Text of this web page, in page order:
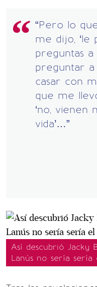
“Pero lo
me dijo, ‘le
preguntas a
preguntar
casar con
que me
‘no, vienen
vida’…”
Así descubrió Jacky
Lanús no sería sería